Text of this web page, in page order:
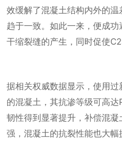
效缓解了混凝土结构内外的
趋于一致。如此一来，便成
干缩裂缝的产生，同时促使
据相关权威数据显示，使用
的混凝土，其抗渗等级可高
韧性得到显著提升，补偿混
强，混凝土的抗裂性能也大